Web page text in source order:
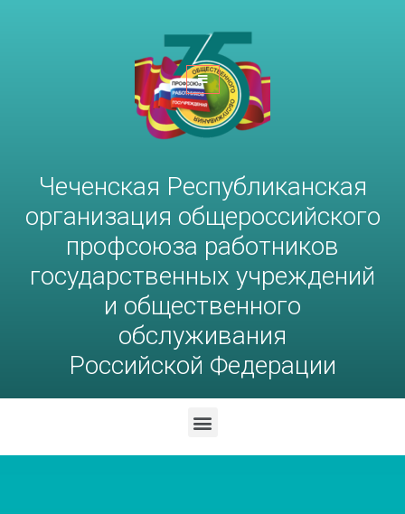
Чеченская Республиканская
организация общероссийского
профсоюза работников
госучреждений и общественного
Чеченская Республиканская
организация общероссийского
профсоюза работников
государственных учреждений
и общественного
обслуживания
Российской Федерации